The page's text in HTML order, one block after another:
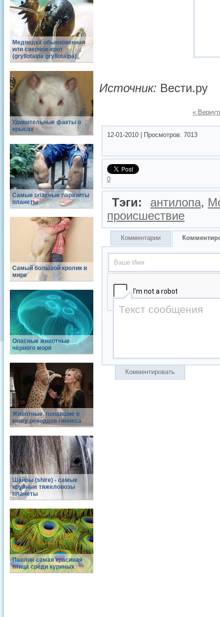
Медведка обыкновенная
или сверчок-крот
(gryllotalpa gryllotalpa)
Удивительные факты о
крысах
Самые опасные паразиты
планеты
Самый большой кролик в
мире
Опасные животные
чёрного моря
Животные, попавшие в
книгу рекордов гиннеса
Шайры (shire) - самые
крупные тяжеловозы
планеты
Павлин самая красивая
птица среди куриных
Источник: Вести.ру
«
12-01-2010 Просмотров: 7013
0
Тэги: антилопа,
происшествие
Комментарии
Комментировать